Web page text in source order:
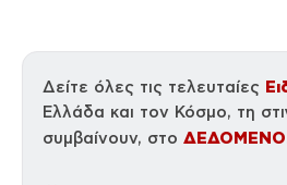
Δείτε όλες τις τελευταίες
Ελλάδα και τον Κόσμο, τη
συμβαίνουν, στο ΔΕΔΟΜΕΝΟ